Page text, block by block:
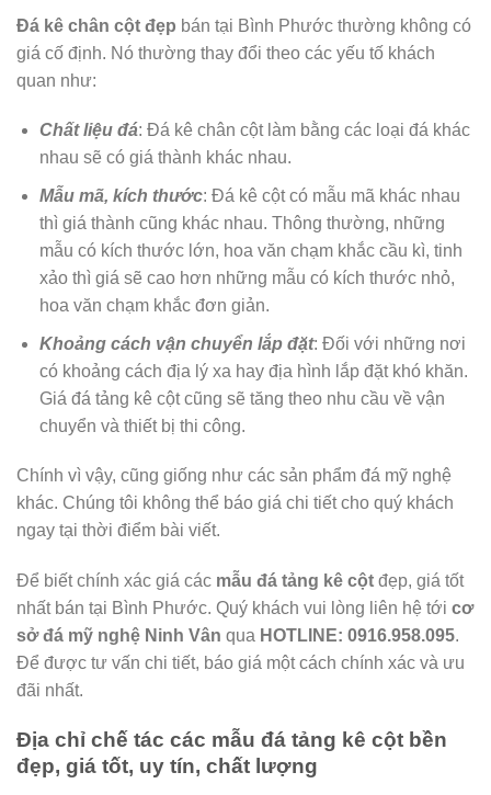
Đá kê chân cột đẹp bán tại Bình Phước thường không có
giá cố định. Nó thường thay đổi theo các yếu tố khách
quan như:
Chất liệu đá: Đá kê chân cột làm bằng các loại đá khác
nhau sẽ có giá thành khác nhau.
Mẫu mã, kích thước: Đá kê cột có mẫu mã khác nhau
thì giá thành cũng khác nhau. Thông thường, những
mẫu có kích thước lớn, hoa văn chạm khắc cầu kì, tinh
xảo thì giá sẽ cao hơn những mẫu có kích thước nhỏ,
hoa văn chạm khắc đơn giản.
Khoảng cách vận chuyển lắp đặt: Đối với những nơi
có khoảng cách địa lý xa hay địa hình lắp đặt khó khăn.
Giá đá tảng kê cột cũng sẽ tăng theo nhu cầu về vận
chuyển và thiết bị thi công.
Chính vì vậy, cũng giống như các sản phẩm đá mỹ nghệ
khác. Chúng tôi không thể báo giá chi tiết cho quý khách
ngay tại thời điểm bài viết.
Để biết chính xác giá các mẫu đá tảng kê cột đẹp, giá tốt
nhất bán tại Bình Phước. Quý khách vui lòng liên hệ tới cơ
sở đá mỹ nghệ Ninh Vân qua HOTLINE: 0916.958.095.
Để được tư vấn chi tiết, báo giá một cách chính xác và ưu
đãi nhất.
Địa chỉ chế tác các mẫu đá tảng kê cột bền
đẹp, giá tốt, uy tín, chất lượng